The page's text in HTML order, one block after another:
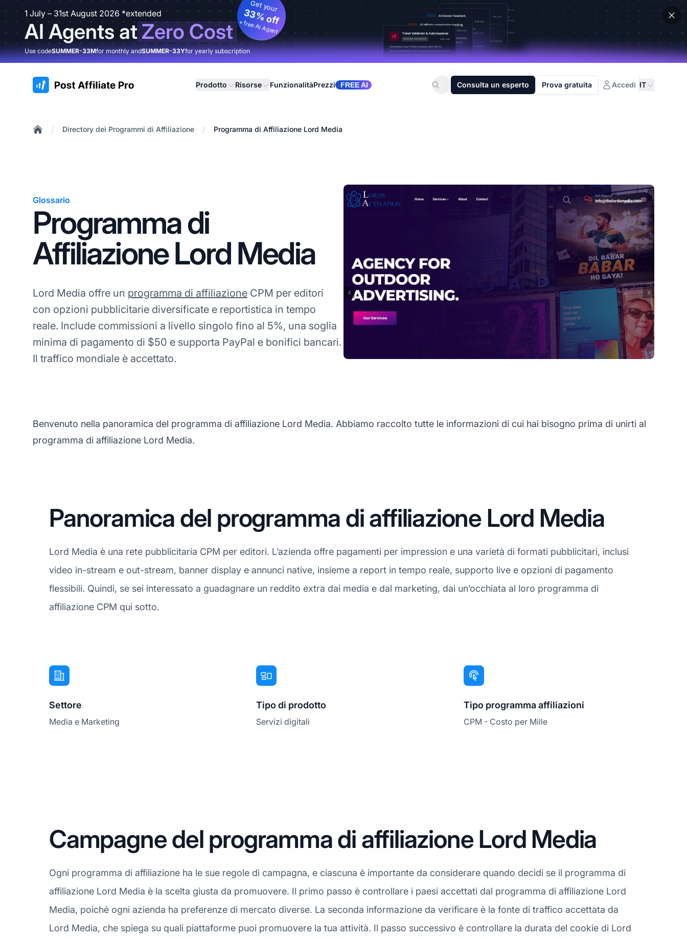
1 July – 31st August 2026 *extended
AI Agents atZero Cost
Get your
33% off
+ free AI Agent
Use codeSUMMER-33Mfor monthly andSUMMER-33Yfor yearly subscription
:site.title Prodotto Risorse FunzionalitàPrezzi FREE AI Consulta un esperto Prova gratuita Accedi IT
/ Directory dei Programmi di Affiliazione / Programma di Affiliazione Lord Media
Glossario
Programma di
Affiliazione Lord Media
Lord Media offre un programma di affiliazione CPM per editori
con opzioni pubblicitarie diversificate e reportistica in tempo
reale. Include commissioni a livello singolo fino al 5%, una soglia
minima di pagamento di $50 e supporta PayPal e bonifici bancari.
Il traffico mondiale è accettato.
Benvenuto nella panoramica del programma di affiliazione Lord Media. Abbiamo raccolto tutte le informazioni di cui hai bisogno prima di unirti al
programma di affiliazione Lord Media.
Panoramica del programma di affiliazione Lord Media
Lord Media è una rete pubblicitaria CPM per editori. L’azienda offre pagamenti per impression e una varietà di formati pubblicitari, inclusi
video in-stream e out-stream, banner display e annunci native, insieme a report in tempo reale, supporto live e opzioni di pagamento
flessibili. Quindi, se sei interessato a guadagnare un reddito extra dai media e dal marketing, dai un’occhiata al loro programma di
affiliazione CPM qui sotto.
Settore
Media e Marketing
Tipo di prodotto
Servizi digitali
Tipo programma affiliazioni
CPM - Costo per Mille
Campagne del programma di affiliazione Lord Media
Ogni programma di affiliazione ha le sue regole di campagna, e ciascuna è importante da considerare quando decidi se il programma di
affiliazione Lord Media è la scelta giusta da promuovere. Il primo passo è controllare i paesi accettati dal programma di affiliazione Lord
Media, poiché ogni azienda ha preferenze di mercato diverse. La seconda informazione da verificare è la fonte di traffico accettata da
Lord Media, che spiega su quali piattaforme puoi promuovere la tua attività. Il passo successivo è controllare la durata del cookie di Lord